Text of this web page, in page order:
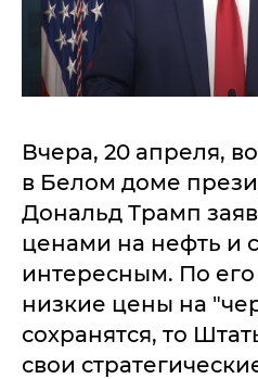
Вчера, 20 апреля,
в Белом доме
Дональд Трамп
ценами на нефть и
интересным. По его
низкие цены на
сохранятся, то
свои